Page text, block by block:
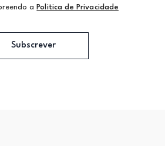
a Politica de Privacidade
Subscrever